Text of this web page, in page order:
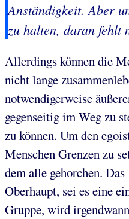
Anständigkeit. Aber
zu halten, daran fehlt
Allerdings können die
nicht lange
notwendigerweise
gegenseitig im Weg zu
zu können. Um den
Menschen Grenzen zu
dem alle gehorchen.
Oberhaupt, sei es eine
Gruppe, wird